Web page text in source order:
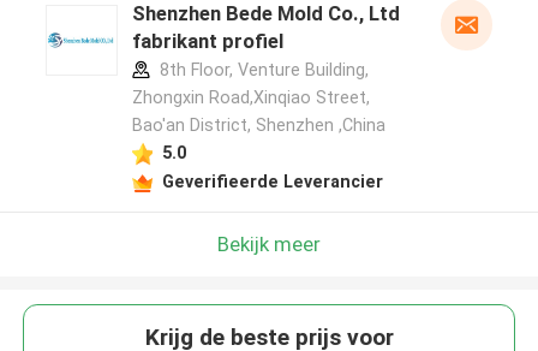
Shenzhen Bede Mold Co., Ltd
fabrikant profiel
8th Floor, Venture Building,
Zhongxin Road,Xinqiao Street,
Bao'an District, Shenzhen ,China
5.0
Geverifieerde Leverancier
Bekijk meer
Krijg de beste prijs voor